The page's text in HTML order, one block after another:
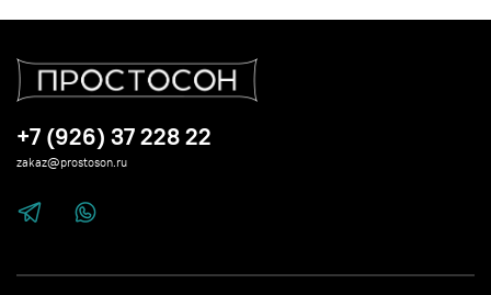
+7 (926) 37 228 22
zakaz@prostoson.ru